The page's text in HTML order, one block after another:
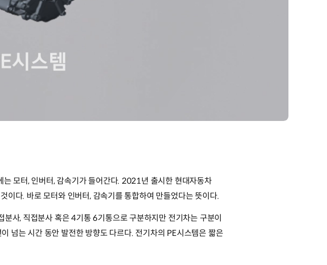
모터, 인버터, 감속기가 들어간다. 2021년 출시한 현대자동차
이다. 바로 모터와 인버터, 감속기를 통합하여 만들었다는 뜻이다.
사, 직접분사 혹은 4기통 6기통으로 구분하지만 전기차는 구분이
넘는 시간 동안 발전한 방향도 다르다. 전기차의 PE시스템은 짧은